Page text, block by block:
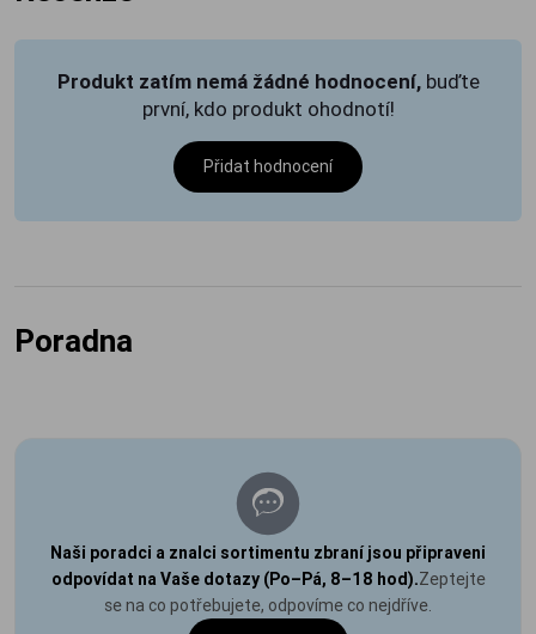
Produkt zatím nemá žádné hodnocení, buďte
první, kdo produkt ohodnotí!
Přidat hodnocení
Poradna
Naši poradci a znalci sortimentu zbraní jsou připraveni
odpovídat na Vaše dotazy (Po–Pá, 8–18 hod).Zeptejte
se na co potřebujete, odpovíme co nejdříve.